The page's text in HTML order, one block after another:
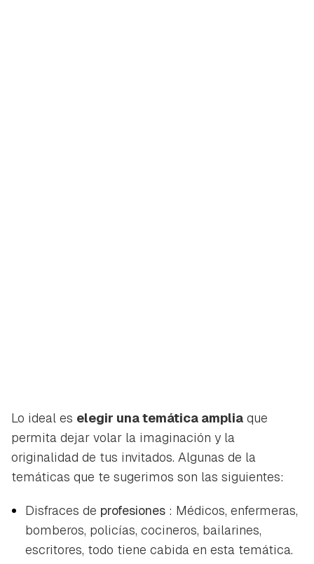
Lo ideal es elegir una temática amplia que
permita dejar volar la imaginación y la
originalidad de tus invitados. Algunas de la
temáticas que te sugerimos son las siguientes:
Disfraces de profesiones : Médicos, enfermeras,
bomberos, policías, cocineros, bailarines,
escritores, todo tiene cabida en esta temática.